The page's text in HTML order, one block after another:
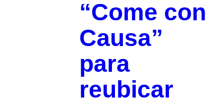
“Come con
Causa”
para
reubicar